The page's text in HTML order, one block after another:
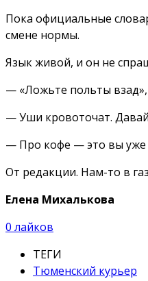
Пока официальные
смене нормы.
Язык живой, и он не
— «Ложьте польты
— Уши кровоточат.
— Про кофе — это вы уже
От редакции. Нам-то в
Елена Михалькова
0 лайков
ТЕГИ
Тюменский курьер